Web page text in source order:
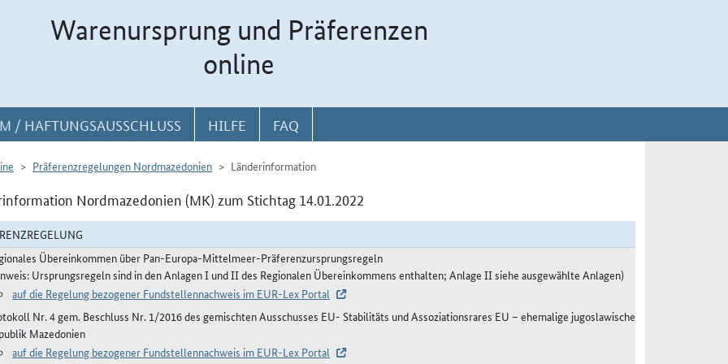
Warenursprung und Präferenzen
online
/ HAFTUNGSAUSSCHLUSS HILFE FAQ
Präferenzregelungen Nordmazedonien Länderinformation
Nordmazedonien (MK) zum Stichtag 14.01.2022
Übereinkommen über Pan-Europa-Mittelmeer-Präferenzursprungsregeln
Ursprungsregeln sind in den Anlagen I und II des Regionalen Übereinkommens enthalten; Anlage II siehe ausgewählte Anlagen)
auf die Regelung bezogener Fundstellennachweis im EUR-Lex Portal
Nr. 4 gem. Beschluss Nr. 1/2016 des gemischten Ausschusses EU- Stabilitäts und Assoziationsrares EU – ehemalige jugoslawische
Mazedonien
auf die Regelung bezogener Fundstellennachweis im EUR-Lex Portal